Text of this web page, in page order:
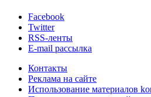
Facebook
Twitter
RSS-ленты
E-mail рассылка
Контакты
Реклама на сайте
Использование материалов